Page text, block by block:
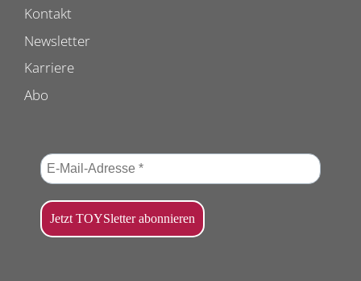
Kontakt
Newsletter
Karriere
Abo